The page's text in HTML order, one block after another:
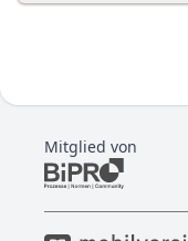
Mitglied von